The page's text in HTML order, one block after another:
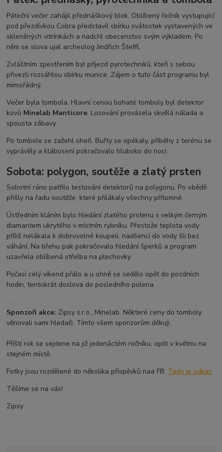
Páteční večer zahájil přednáškový blok. Oblíbený řečník vystupující
pod přezdívkou Cobra představil sbírku svátostek vystavených ve
skleněných vitrínkách a nadchl obecenstvo svým výkladem. Po
něm se slova ujal archeolog Jindřich Šteffl.
Zvláštním zpestřením byl příjezd pyrotechniků, kteří s sebou
přivezli rozsáhlou sbírku munice. Zájem o tuto část programu byl
mimořádný.
Večer byla tombola. Hlavní cenou bohaté tomboly byl detektor
kovů Minelab Manticore. Losování provázela skvělá nálada a
spousta zábavy.
Po tombole se zažehl oheň. Buřty se opékaly, příběhy z terénu se
vyprávěly a klábosení pokračovalo hluboko do noci.
Sobota: polygon, soutěže a zlatý prsten
Sobotní ráno patřilo testování detektorů na polygonu. Po obědě
přišly na řadu soutěže, které přilákaly všechny přítomné.
Ústředním kláním bylo hledání zlatého prstenu s velkým černým
diamantem ukrytého v místním rybníku. Přestože teplota vody
příliš nelákala k dobrovolné koupeli, nadšenci do vody šli bez
váhání. Na břehu pak pokračovalo hledání šperků a program
uzavřela oblíbená střelba na plechovky.
Počasí celý víkend přálo a u ohně se sedělo opět do pozdních
hodin, tentokrát doslova do posledního polena.
· · ·
Sponzoři akce: Zipsy s.r.o., Minelab. Některé ceny do tomboly
věnovali sami hledači. Tímto všem sponzorům děkuji.
Příští rok se sejdene na již jedenáctém ročníku, opět v květnu na
stejném místě.
Fotky jsou rozdělené do několika příspěvků naa FB. Tady je odkaz
Těšíme se na vás!
Zipsy